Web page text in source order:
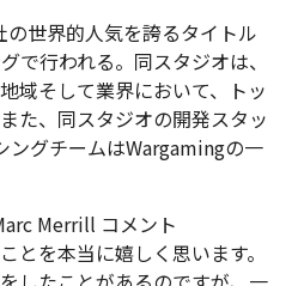
世界的人気を誇るタイトル
で行われる。同スタジオは、
域そして業界において、トッ
た、同スタジオの開発スタッ
ングチームはWargamingの一
Merrill コメント
とを本当に嬉しく思います。